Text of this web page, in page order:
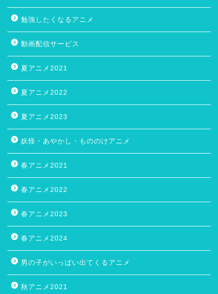
勉強したくなるアニメ
動画配信サービス
夏アニメ2021
夏アニメ2022
夏アニメ2023
妖怪・あやかし・もののけアニメ
春アニメ2021
春アニメ2022
春アニメ2023
春アニメ2024
男の子がいっぱい出てくるアニメ
秋アニメ2021